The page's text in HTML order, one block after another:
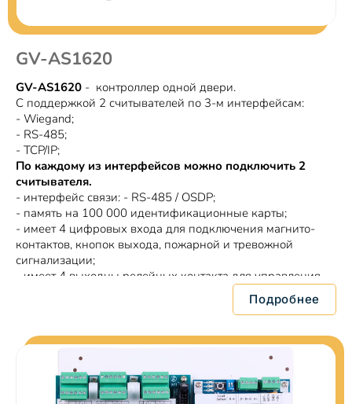
GV-AS1620
GV-AS1620 - контроллер одной двери.
С поддержкой 2 считывателей по 3-м интерфейсам:
- Wiegand;
- RS-485;
- TCP/IP;
По каждому из интерфейсов можно подключить 2
считывателя.
- интерфейс связи: - RS-485 / OSDP;
- память на 100 000 идентификационные карты;
- имеет 4 цифровых входа для подключения магнито-
контактов, кнопок выхода, пожарной и тревожной
сигнализации;
- имеет 4 выходны релейных контакта для управления
- имеет 2 LED индикатора поддтверждения / отказа на
- DC 12V, 3A / PoE+ (IEEE 802.3at).
Подробнее